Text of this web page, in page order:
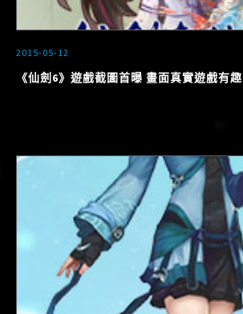
2015-05-12
《仙劍6》遊戲截圖首曝 畫面真實遊戲有趣